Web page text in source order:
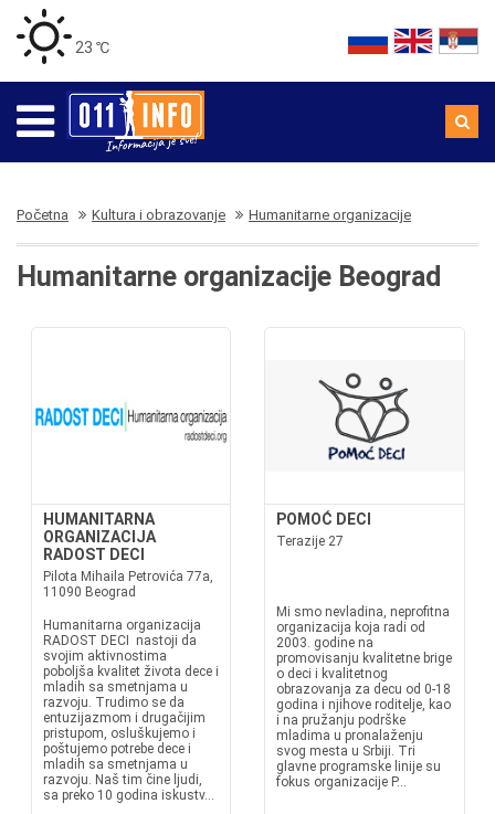
23 ℃
Početna Kultura i obrazovanje Humanitarne organizacije
Humanitarne organizacije Beograd
HUMANITARNA
ORGANIZACIJA
RADOST DECI
Pilota Mihaila Petrovića 77a,
11090 Beograd
Humanitarna organizacija
RADOST DECI nastoji da
svojim aktivnostima
poboljša kvalitet života dece i
mladih sa smetnjama u
razvoju. Trudimo se da
entuzijazmom i drugačijim
pristupom, osluškujemo i
poštujemo potrebe dece i
mladih sa smetnjama u
razvoju. Naš tim čine ljudi,
sa preko 10 godina iskustv...
POMOĆ DECI
Terazije 27
Mi smo nevladina, neprofitna
organizacija koja radi od
2003. godine na
promovisanju kvalitetne brige
o deci i kvalitetnog
obrazovanja za decu od 0-18
godina i njihove roditelje, kao
i na pružanju podrške
mladima u pronalaženju
svog mesta u Srbiji. Tri
glavne programske linije su
fokus organizacije P...